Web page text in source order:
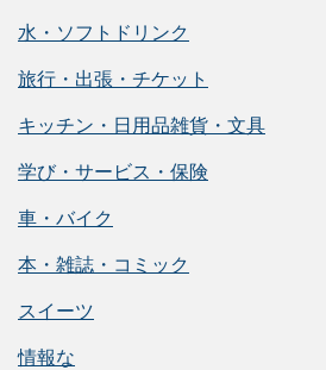
水・ソフトドリンク
旅行・出張・チケット
キッチン・日用品雑貨・文具
学び・サービス・保険
車・バイク
本・雑誌・コミック
スイーツ
情報な